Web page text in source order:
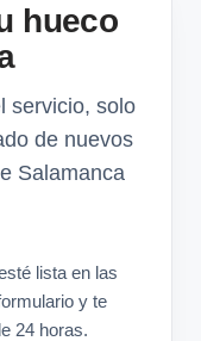
hueco
servicio, solo
de nuevos
Salamanca
lista en las
y te
24 horas.